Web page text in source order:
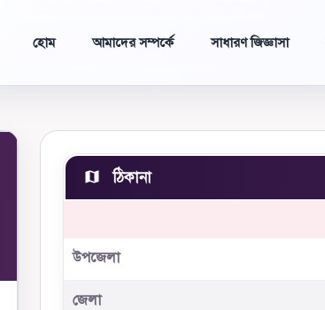
হোম আমাদের সম্পর্কে সাধারণ জিজ্ঞাসা
ঠিকানা
উপজেলা
জেলা